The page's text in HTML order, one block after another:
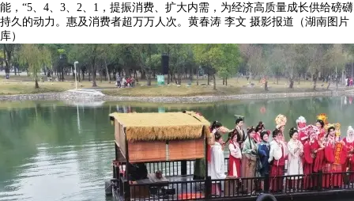
能，“5、4、3、2、1，提振消费、扩大内需，为经济高质量成长供给磅礴
持久的动力。惠及消费者超万万人次。黄春涛 李文 摄影报道（湖南图片
库）